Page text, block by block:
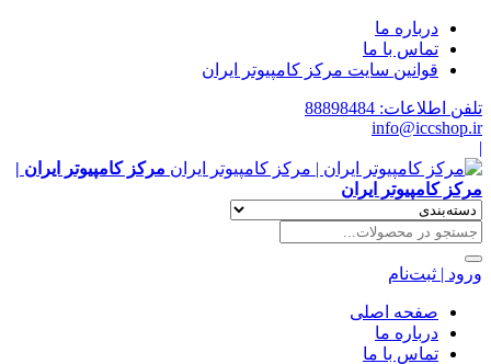
درباره ما
تماس با ما
قوانین سایت مرکز کامپیوتر ایران
تلفن اطلاعات: 88898484
info@iccshop.ir
|
مرکز کامپیوتر ایران |
مرکز کامپیوتر ایران
ورود | ثبت‌نام
صفحه اصلی
درباره ما
تماس با ما